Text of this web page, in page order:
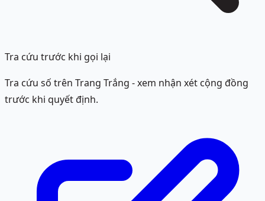
Tra cứu trước khi gọi lại
Tra cứu số trên Trang Trắng - xem nhận xét cộng đồng
trước khi quyết định.